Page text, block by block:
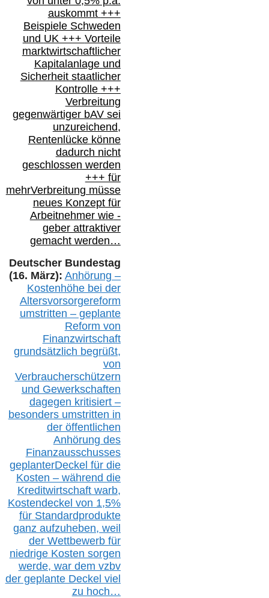
auskommt +++
Beispiele Schweden
und UK +++ Vorteile
marktwirtschaftlicher
Kapitalanlage und
Sicherheit staatlicher
Kontrolle +++
Verbreitung
gegenwärtiger bAVsei
unzureichend,
Rentenlücke könne
dadurch nicht
geschlossen werden
+++ für
mehrVerbreitung müsse
neues Konzept für
Arbeitnehmer wie-
geber attraktiver
gemacht werden…
Deutscher Bundestag
(16. März): Anhörung –
Kostenhöhe bei der
Altersvorsorgereform
umstritten – geplante
Reform von
Finanzwirtschaft
grundsätzlich begrüßt,
von
Verbraucherschützern
und Gewerkschaften
dagegen kritisiert –
besonders umstritten in
der öffentlichen
Anhörung des
Finanzausschusses
geplanterDeckel für die
Kosten – während die
Kreditwirtschaft warb,
Kostendeckel von 1,5%
für Standardprodukte
ganz aufzuheben, weil
der Wettbewerb für
niedrige Kosten sorgen
werde, war dem vzbv
der geplante Deckel viel
zu hoch…